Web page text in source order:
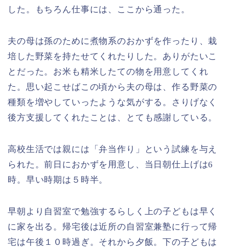
した。もちろん仕事には、ここから通った。
夫の母は孫のために煮物系のおかずを作ったり、栽
培した野菜を持たせてくれたりした。ありがたいこ
とだった。お米も精米したての物を用意してくれ
た。思い起こせばこの頃から夫の母は、作る野菜の
種類を増やしていったような気がする。さりげなく
後方支援してくれたことは、とても感謝している。
高校生活では親には「弁当作り」という試練を与え
られた。前日におかずを用意し、当日朝仕上げは6
時。早い時期は５時半。
早朝より自習室で勉強するらしく上の子どもは早く
に家を出る。帰宅後は近所の自習室兼塾に行って帰
宅は午後１０時過ぎ。それから夕飯。下の子どもは